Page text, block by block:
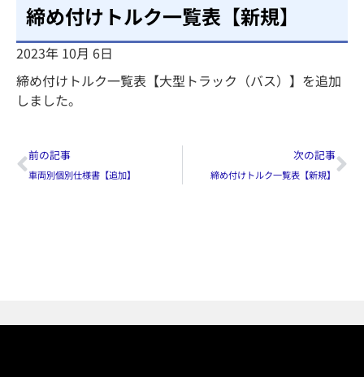
締め付けトルク一覧表【新規】
2023年 10月 6日
締め付けトルク一覧表【大型トラック（バス）】を追加
しました。
前の記事
車両別個別仕様書【追加】
次の記事
締め付けトルク一覧表【新規】